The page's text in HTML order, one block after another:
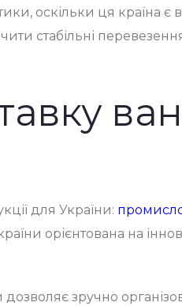
оскільки ця країна
стабільні
для України:
орієнтована на
зручно